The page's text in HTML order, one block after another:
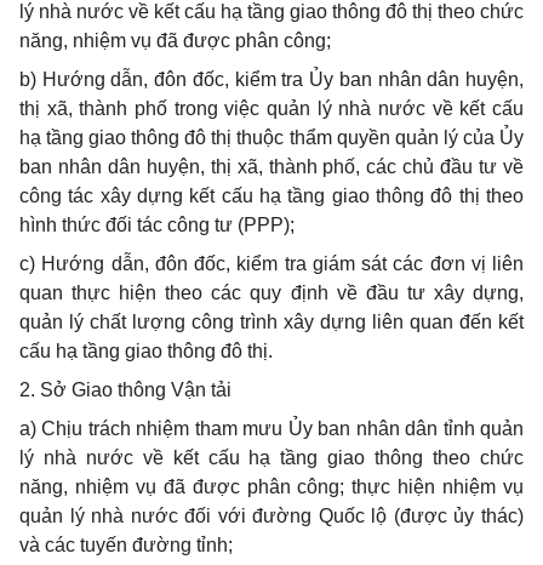
lý nhà nước về kết cấu hạ tầng giao thông đô thị theo chức
năng, nhiệm vụ đã được phân công;
b) Hướng dẫn, đôn đốc, kiểm tra Ủy ban nhân dân huyện,
thị xã, thành phố trong việc quản lý nhà nước về kết cấu
hạ tầng giao thông đô thị thuộc thẩm quyền quản lý của Ủy
ban nhân dân huyện, thị xã, thành phố, các chủ đầu tư về
công tác xây dựng kết cấu hạ tầng giao thông đô thị theo
hình thức đối tác công tư (PPP);
c) Hướng dẫn, đôn đốc, kiểm tra giám sát các đơn vị liên
quan thực hiện theo các quy định vềđầu tư xây dựng,
quản lý chất lượng công trình xây dựng liên quan đến kết
cấu hạ tầng giao thông đô thị.
2. Sở Giao thông Vận tải
a) Chịu trách nhiệm tham mưu Ủy ban nhân dân tỉnh quản
lý nhà nước về kết cấu hạ tầng giao thông theo chức
năng, nhiệm vụ đã được phân công; thực hiện nhiệm vụ
quản lý nhà nước đối với đường Quốc lộ (được ủy thác)
và các tuyến đường tỉnh;